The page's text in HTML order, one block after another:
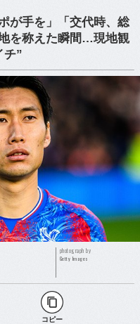
が手を」「交代時、総
を称えた瞬間…現地観
チ”
photograph by
Getty Images
コピー